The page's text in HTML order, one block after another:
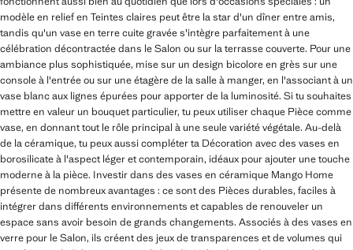
modèle en relief en Teintes claires peut être la star d'un dîner entre amis,
tandis qu'un vase en terre cuite gravée s'intègre parfaitement à une
célébration décontractée dans le Salon ou sur la terrasse couverte. Pour une
ambiance plus sophistiquée, mise sur un design bicolore en grès sur une
console à l'entrée ou sur une étagère de la salle à manger, en l'associant à un
vase blanc aux lignes épurées pour apporter de la luminosité. Si tu souhaites
mettre en valeur un bouquet particulier, tu peux utiliser chaque Pièce comme
vase, en donnant tout le rôle principal à une seule variété végétale. Au-delà
de la céramique, tu peux aussi compléter ta Décoration avec des vases en
borosilicate à l'aspect léger et contemporain, idéaux pour ajouter une touche
moderne à la pièce. Investir dans des vases en céramique Mango Home
présente de nombreux avantages : ce sont des Pièces durables, faciles à
intégrer dans différents environnements et capables de renouveler un
espace sans avoir besoin de grands changements. Associés à des vases en
verre pour le Salon, ils créent des jeux de transparences et de volumes qui